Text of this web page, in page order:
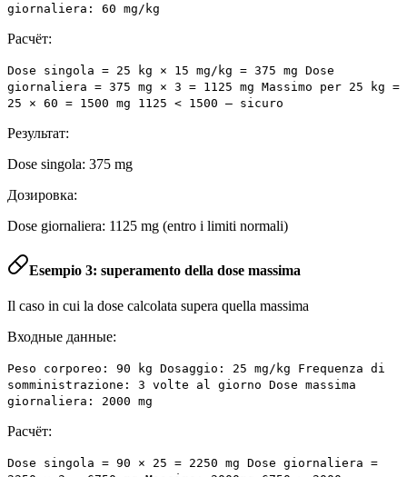
giornaliera: 60 mg/kg
Расчёт:
Dose singola = 25 kg × 15 mg/kg = 375 mg Dose
giornaliera = 375 mg × 3 = 1125 mg Massimo per 25 kg =
25 × 60 = 1500 mg 1125 < 1500 – sicuro
Результат:
Dose singola: 375 mg
Дозировка:
Dose giornaliera: 1125 mg (entro i limiti normali)
Esempio 3: superamento della dose massima
Il caso in cui la dose calcolata supera quella massima
Входные данные:
Peso corporeo: 90 kg Dosaggio: 25 mg/kg Frequenza di
somministrazione: 3 volte al giorno Dose massima
giornaliera: 2000 mg
Расчёт:
Dose singola = 90 × 25 = 2250 mg Dose giornaliera =